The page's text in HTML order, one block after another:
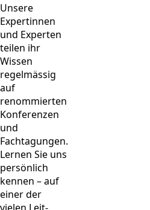
Unsere
Expertinnen
und Experten
teilen ihr
Wissen
regelmässig
auf
renommierten
Konferenzen
und
Fachtagungen.
Lernen Sie uns
persönlich
kennen – auf
einer der
vielen Leit-